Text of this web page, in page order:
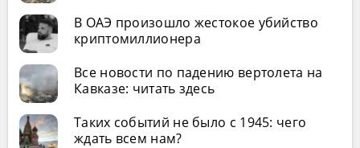
В ОАЭ произошло жестокое убийство
криптомиллионера
Все новости по падению вертолета на
Кавказе: читать здесь
Таких событий не было с 1945: чего
ждать всем нам?